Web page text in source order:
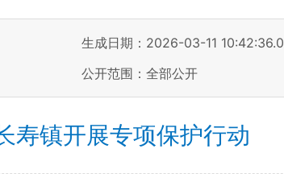
生成日期：2026-03-11 10:42:36.0
公开范围：全部公开
镇开展专项保护行动